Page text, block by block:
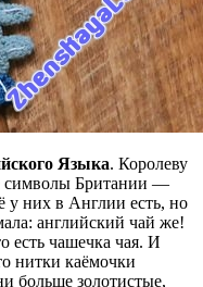
Языка. Королеву
Британии —
у них в Англии есть, но
английский чай же!
есть чашечка чая. И
нитки каёмочки
больше золотистые,